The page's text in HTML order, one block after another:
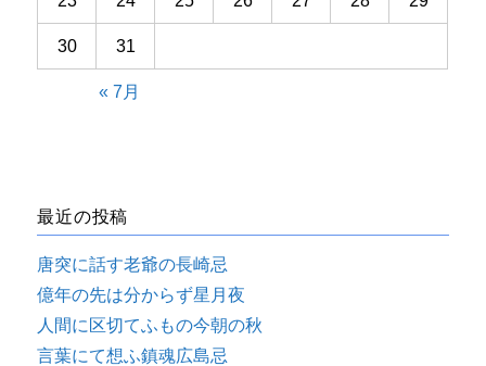
30 31
« 7月
最近の投稿
唐突に話す老爺の長崎忌
億年の先は分からず星月夜
人間に区切てふもの今朝の秋
言葉にて想ふ鎮魂広島忌